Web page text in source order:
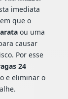
imediata
que o
ou uma
causar
Por esse
24
e eliminar o